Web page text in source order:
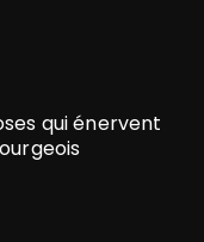
qui énervent